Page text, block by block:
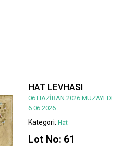
HAT LEVHASI
06 HAZİRAN 2026 MÜZAYEDE
6.06.2026
Kategori: Hat
Lot No: 61